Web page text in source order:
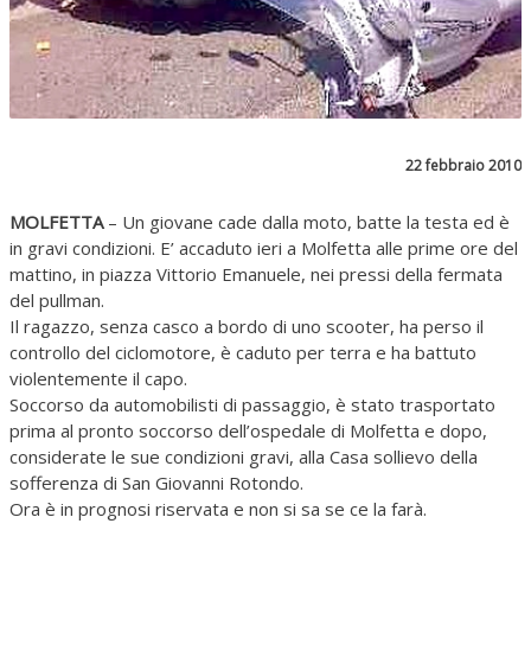
22 febbraio 2010
MOLFETTA– Un giovane cade dalla moto, batte la testa ed è
in gravi condizioni. E’ accaduto ieri a Molfetta alle prime ore del
mattino, in piazza Vittorio Emanuele, nei pressi della fermata
del pullman.
Il ragazzo, senza casco a bordo di uno scooter, ha perso il
controllo del ciclomotore, è caduto per terra e ha battuto
violentemente il capo.
Soccorso da automobilisti di passaggio, è stato trasportato
prima al pronto soccorso dell’ospedale di Molfetta e dopo,
considerate le sue condizioni gravi, alla Casa sollievo della
sofferenza di San Giovanni Rotondo.
Ora è in prognosi riservata e non si sa se ce la farà.